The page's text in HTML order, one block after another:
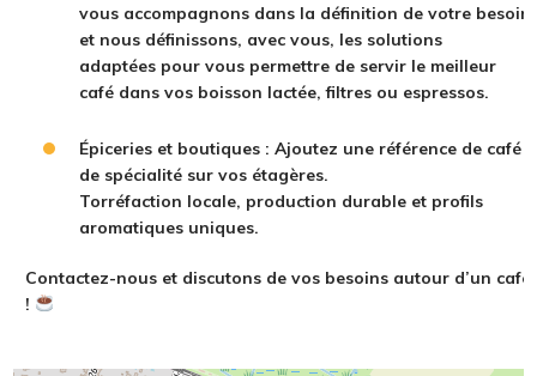
vous accompagnons dans la définition de votre besoin
et nous définissons, avec vous, les solutions
adaptées pour vous permettre de servir le meilleur
café dans vos boisson lactée, filtres ou espressos.
Épiceries et boutiques : Ajoutez une référence de café
de spécialité sur vos étagères.
Torréfaction locale, production durable et profils
aromatiques uniques.
Contactez-nous et discutons de vos besoins autour d’un café
!